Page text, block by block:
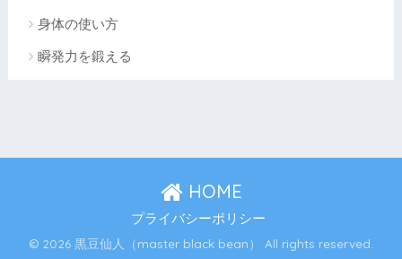
身体の使い方
瞬発力を鍛える
HOME
プライバシーポリシー
© 2026 黒豆仙人（master black bean） All rights reserved.